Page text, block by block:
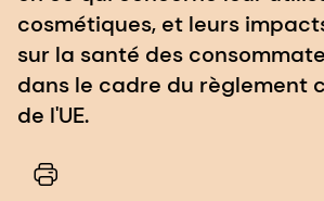
cosmétiques, et leurs
sur la santé des
dans le cadre du règlement
de l'UE.